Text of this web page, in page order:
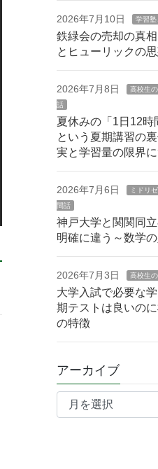
2026年7月10日 学習塾
鉄緑会の売却の真
とヒューリックの
2026年7月8日 高校生の
話
夏休みの「1日12時
という夏期講習の
実と学習量の限界
2026年7月6日 ミドリ
間話
神戸大学と関関同
明確に違う～数学
2026年7月3日 高校生の
大学入試で必要な
期テストは良いの
の特徴
アーカイブ
ア